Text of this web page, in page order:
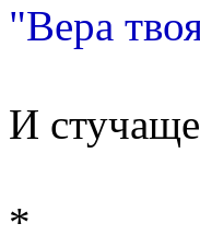
"Вера
И
*